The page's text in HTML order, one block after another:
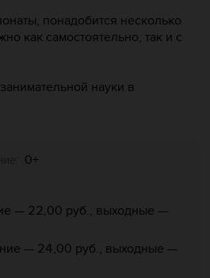
понадобится несколько
как самостоятельно, так и с
науки в
0+
— 22,00 руб., выходные —
— 24,00 руб., выходные —